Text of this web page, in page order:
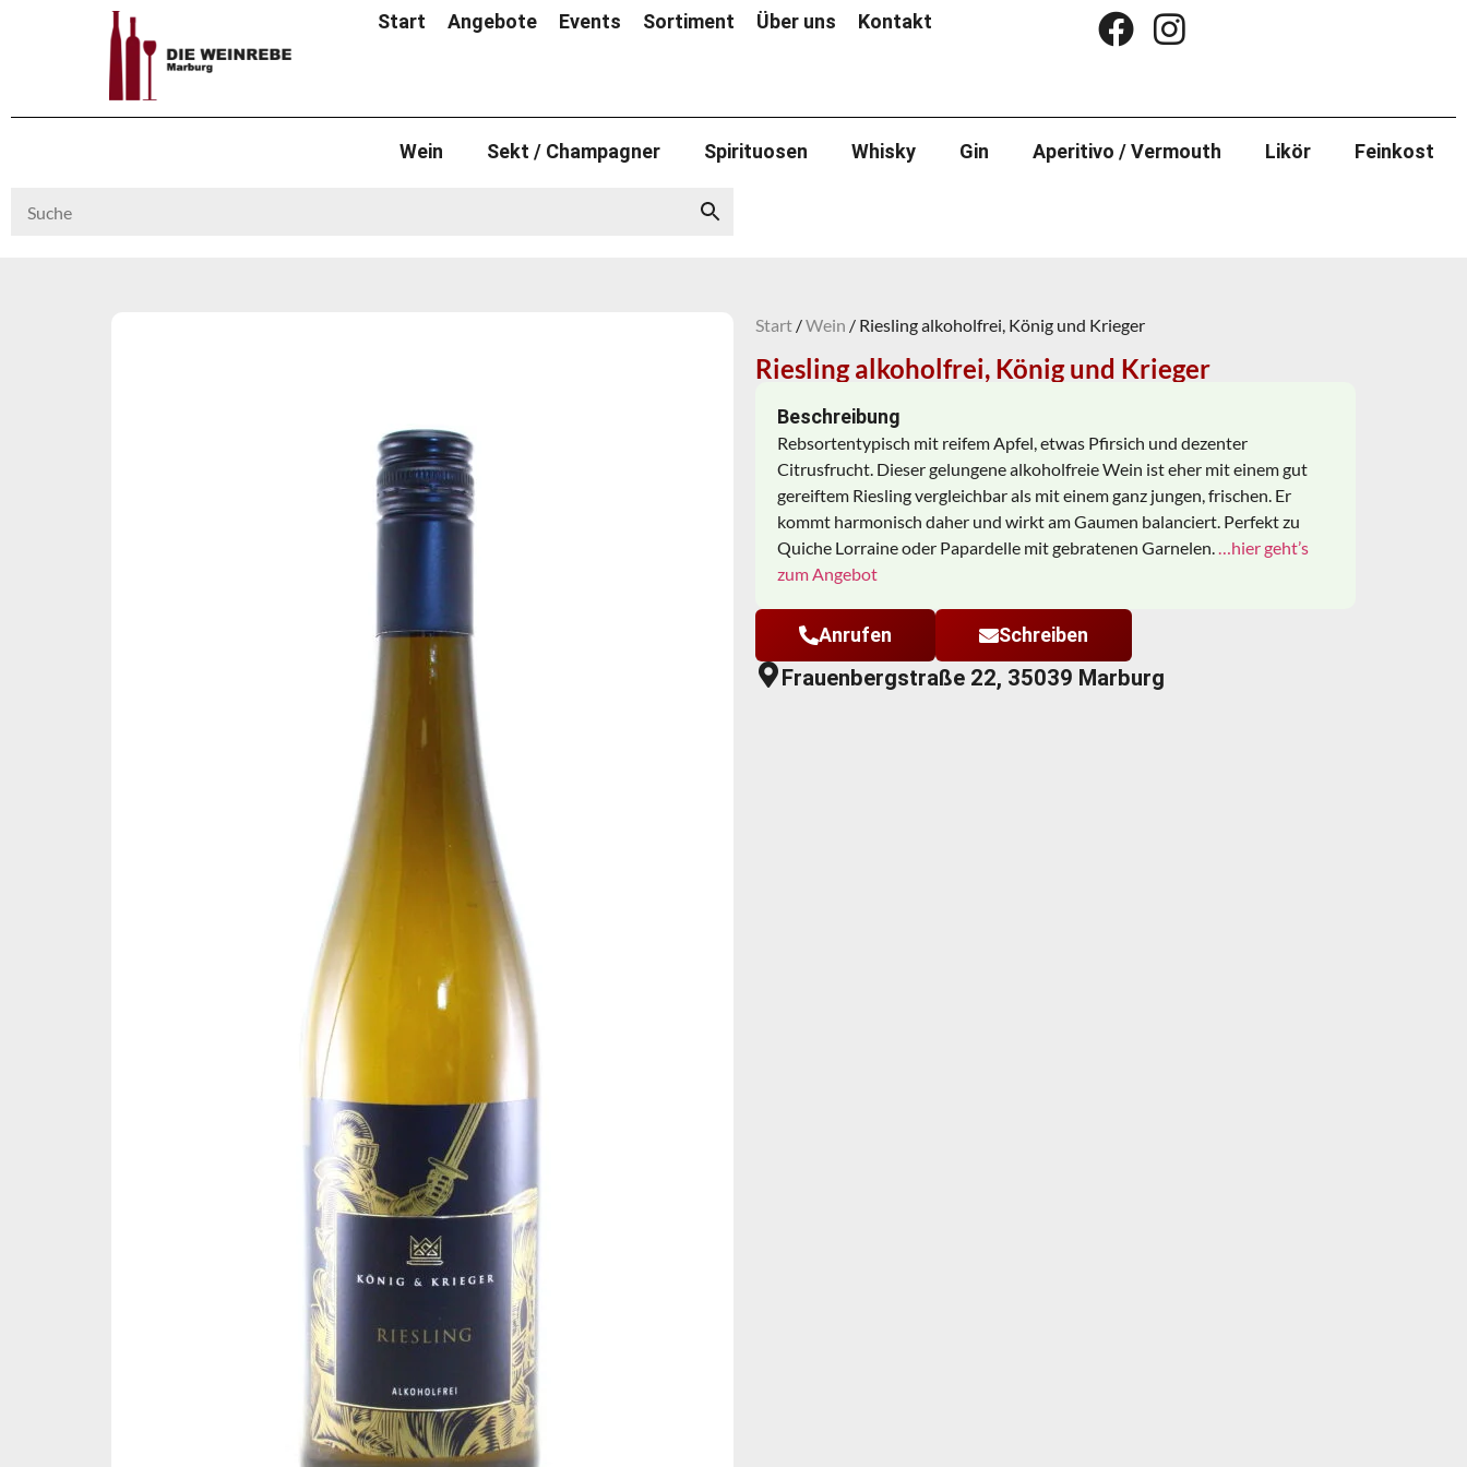
Start Angebote Events Sortiment Über uns Kontakt
Wein Sekt / Champagner Spirituosen Whisky Gin Aperitivo / Vermouth Likör Feinkost
Start /Wein / Riesling alkoholfrei, König und Krieger
Riesling alkoholfrei, König und Krieger
Beschreibung
Rebsortentypisch mit reifem Apfel, etwas Pfirsich und dezenter
Citrusfrucht. Dieser gelungene alkoholfreie Wein ist eher mit einem gut
gereiftem Riesling vergleichbar als mit einem ganz jungen, frischen. Er
kommt harmonisch daher und wirkt am Gaumen balanciert. Perfekt zu
Quiche Lorraine oder Papardelle mit gebratenen Garnelen.…hier geht’s
zum Angebot
Anrufen Schreiben
Frauenbergstraße 22, 35039 Marburg